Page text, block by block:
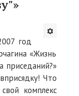
год
«Жизнь
приседаний?»
Что
комплекс